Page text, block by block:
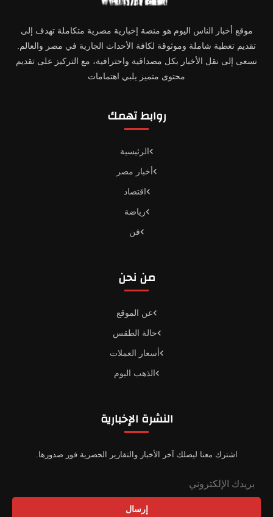
موقع أخبار الناس اليوم هو منصة إخبارية مصرية متكاملة تهدف إلى
تقديم تغطية شاملة وموثوقة لكافة الأحداث الجارية في مصر والعالم.
نسعى إلى نقل الأخبار بكل مصداقية واحترافية، مع التركيز على تقديم
محتوى متميز يلبي اهتمامات
روابط تهمك
الرئيسية
أخبار مصر
اقتصاد
رياضة
فن
من نحن
عن الموقع
حالة الطقس
أسعار العملات
الذهب اليوم
النشرة الإخبارية
اشترك معنا ليصلك آخر الأخبار والتقارير الحصرية فور صدورها.
إرسال